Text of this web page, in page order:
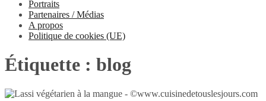
Portraits
Partenaires / Médias
A propos
Politique de cookies (UE)
Étiquette : blog